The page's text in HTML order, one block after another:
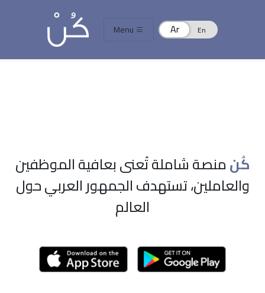
Menu
كُنمنصة شاملة تُعنى بعافية الموظفين
والعاملين، تستهدف الجمهور العربي حول
العالم